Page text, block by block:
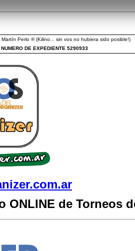
Perlo ® (Kilino... sin vos no hubiera sido posible!)
DE EXPEDIENTE 5290933
de Torneos